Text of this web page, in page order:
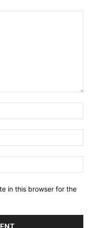
in this browser for the